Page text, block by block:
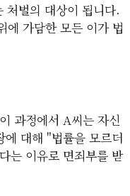
처벌의 대상이 됩니다.
에 가담한 모든 이가 법
과정에서 A씨는 자신
에 대해 "법률을 모르더
는 이유로 면죄부를 받